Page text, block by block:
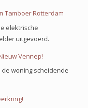
Tamboer Rotterdam
elektrische
uitgevoerd.
Vennep!
woning scheidende